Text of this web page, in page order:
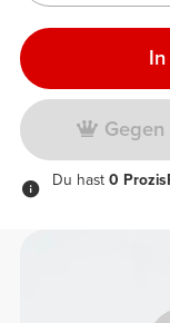
Du hast 0